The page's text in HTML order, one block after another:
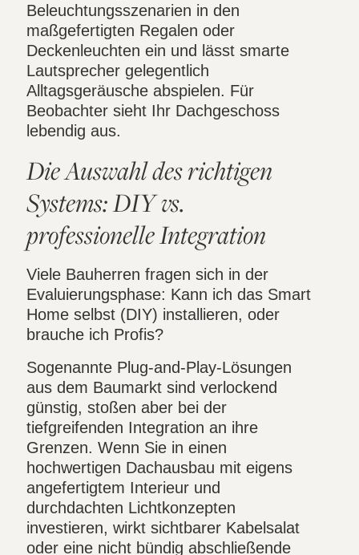
Beleuchtungsszenarien in den
maßgefertigten Regalen oder
Deckenleuchten ein und lässt smarte
Lautsprecher gelegentlich
Alltagsgeräusche abspielen. Für
Beobachter sieht Ihr Dachgeschoss
lebendig aus.
Die Auswahl des richtigen
Systems: DIY vs.
professionelle Integration
Viele Bauherren fragen sich in der
Evaluierungsphase: Kann ich das Smart
Home selbst (DIY) installieren, oder
brauche ich Profis?
Sogenannte Plug-and-Play-Lösungen
aus dem Baumarkt sind verlockend
günstig, stoßen aber bei der
tiefgreifenden Integration an ihre
Grenzen. Wenn Sie in einen
hochwertigen Dachausbau mit eigens
angefertigtem Interieur und
durchdachten Lichtkonzepten
investieren, wirkt sichtbarer Kabelsalat
oder eine nicht bündig abschließende